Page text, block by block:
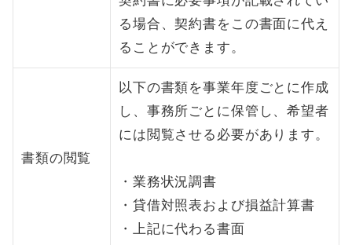
る場合、契約書をこの書面に代え
ることができます。
書類の閲覧
以下の書類を事業年度ごとに作成
し、事務所ごとに保管し、希望者
には閲覧させる必要があります。
​​​​​​​・業務状況調書
・貸借対照表および損益計算書
・上記に代わる書面